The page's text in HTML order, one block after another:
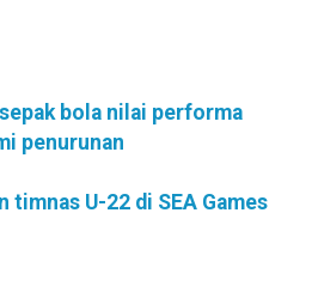
bola nilai performa
penurunan
timnas U-22 di SEA Games